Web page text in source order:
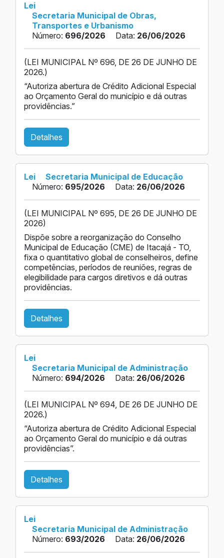
Lei
Secretaria Municipal de Obras,
Transportes e Urbanismo
Número: 696/2026 Data: 26/06/2026
(LEI MUNICIPAL Nº 696, DE 26 DE JUNHO DE
2026.)
“Autoriza abertura de Crédito Adicional Especial
ao Orçamento Geral do município e dá outras
providências.”
Detalhes
Lei
Secretaria Municipal de Educação
Número: 695/2026 Data: 26/06/2026
(LEI MUNICIPAL Nº 695, DE 26 DE JUNHO DE
2026)
Dispõe sobre a reorganização do Conselho
Municipal de Educação (CME) de Itacajá - TO,
fixa o quantitativo global de conselheiros, define
competências, períodos de reuniões, regras de
elegibilidade para cargos diretivos e dá outras
providências.
Detalhes
Lei
Secretaria Municipal de Administração
Número: 694/2026 Data: 26/06/2026
(LEI MUNICIPAL Nº 694, DE 26 DE JUNHO DE
2026.)
“Autoriza abertura de Crédito Adicional Especial
ao Orçamento Geral do município e dá outras
providências”.
Detalhes
Lei
Secretaria Municipal de Administração
Número: 693/2026 Data: 26/06/2026